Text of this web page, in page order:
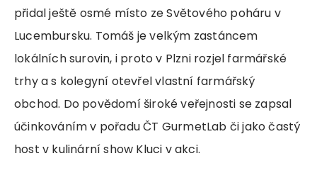
přidal ještě osmé místo ze Světového poháru v
Lucembursku. Tomáš je velkým zastáncem
lokálních surovin, i proto v Plzni rozjel farmářské
trhy a s kolegyní otevřel vlastní farmářský
obchod. Do povědomí široké veřejnosti se zapsal
účinkováním v pořadu ČT GurmetLab či jako častý
host v kulinární show Kluci v akci.